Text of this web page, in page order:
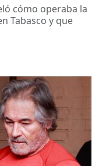
cómo operaba la
Tabasco y que